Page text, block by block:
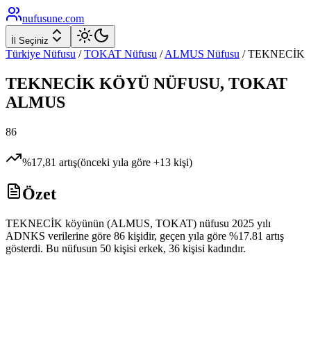
nufusune.com
İl Seçiniz
Türkiye Nüfusu / TOKAT Nüfusu / ALMUS Nüfusu /TEKNECİK
TEKNECİK KÖYÜ NÜFUSU, TOKAT
ALMUS
86
%17,81 artış(önceki yıla göre +13 kişi)
Özet
TEKNECİK köyünün (ALMUS, TOKAT) nüfusu 2025 yılı
ADNKS verilerine göre 86 kişidir, geçen yıla göre %17.81 artış
gösterdi. Bu nüfusun 50 kişisi erkek, 36 kişisi kadındır.